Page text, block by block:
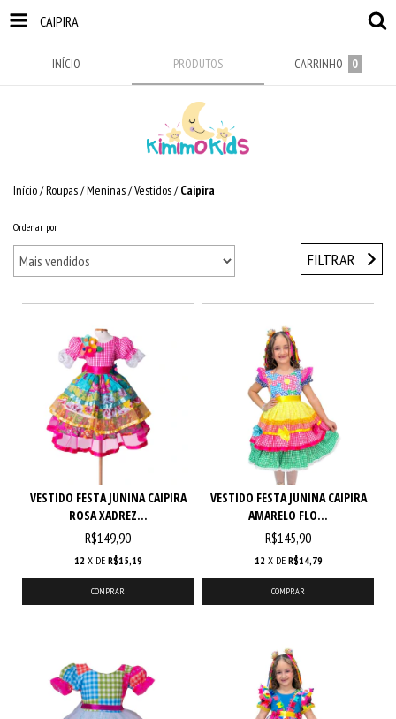
CAIPIRA
INÍCIO PRODUTOS CARRINHO 0
Início/Roupas/Meninas/Vestidos/ Caipira
Ordenar por
FILTRAR
VESTIDO FESTA JUNINA CAIPIRA
ROSA XADREZ...
R$149,90
12 X DE R$15,19
COMPRAR
VESTIDO FESTA JUNINA CAIPIRA
AMARELO FLO...
R$145,90
12 X DE R$14,79
COMPRAR